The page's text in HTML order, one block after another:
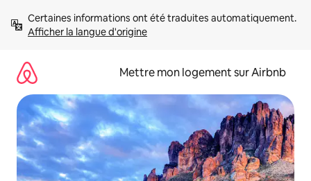
directement
Afficher la langue d'origine
Mettre mon logement sur Airbnb